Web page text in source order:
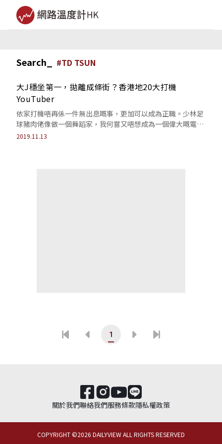
Search_ #TD TSUN
大J穩坐第一，拋離成條街？香港地20大打機
YouTuber
依家打機唔再係一件無出息嘅事，更加可以成為正職。少林足
球豬肉佬像做一個舞蹈家，我何嘗又唔想成為一個偉大嘅電競
選手呢～
2019.11.13
1
關於我們聯絡我們服務條款隱私權政策
COPYRIGHT ©2026 DAILYVIEW ALL RIGHTS RESERVED